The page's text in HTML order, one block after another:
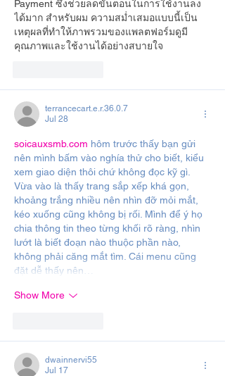
Payment ซึ่งช่วยลดขั้นตอนในการใช้งานลง
ได้มาก สำหรับผม ความสม่ำเสมอแบบนี้เป็น
เหตุผลที่ทำให้ภาพรวมของแพลตฟอร์มดูมี
คุณภาพและใช้งานได้อย่างสบายใจ
terrancecart.e.r.36.0.7
Jul 28
soicauxsmb.com hôm trước thấy bạn gửi
nên mình bấm vào nghía thử cho biết, kiểu
xem giao diện thôi chứ không đọc kỹ gì.
Vừa vào là thấy trang sắp xếp khá gọn,
khoảng trắng nhiều nên nhìn đỡ mỏi mắt,
kéo xuống cũng không bị rối. Mình để ý họ
chia thông tin theo từng khối rõ ràng, nhìn
lướt là biết đoạn nào thuộc phần nào,
không phải căng mắt tìm. Cái menu cũng
đặt dễ thấy nên…
Show More
dwainnervi55
Jul 17